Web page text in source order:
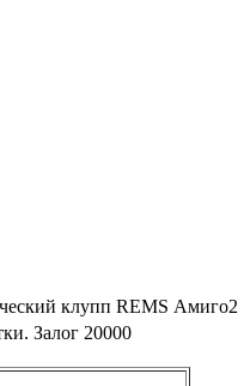
клупп REMS Амиго2
Залог 20000